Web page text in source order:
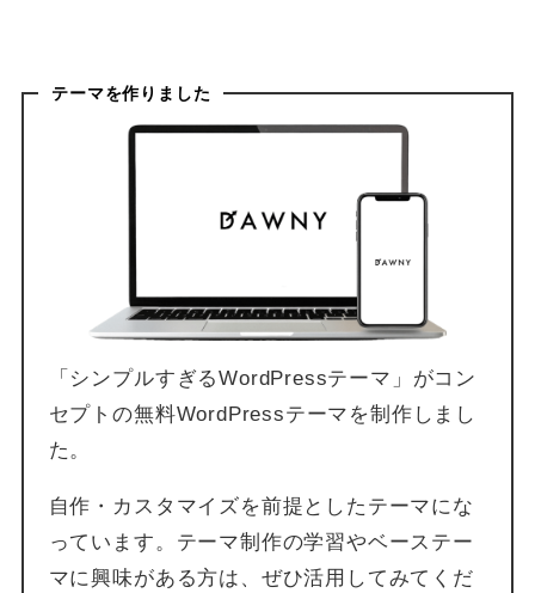
テーマを作りました
「シンプルすぎるWordPressテーマ」がコン
セプトの無料WordPressテーマを制作しまし
た。
自作・カスタマイズを前提としたテーマにな
っています。テーマ制作の学習やベーステー
マに興味がある方は、ぜひ活用してみてくだ